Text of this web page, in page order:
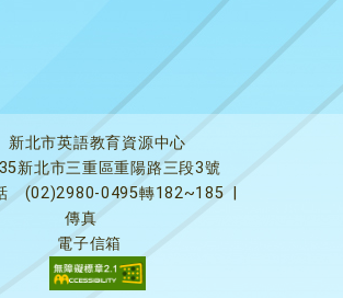
新北市英語教育資源中心
新北市三重區重陽路三段3號
(02)2980-0495轉182~185
傳真
電子信箱